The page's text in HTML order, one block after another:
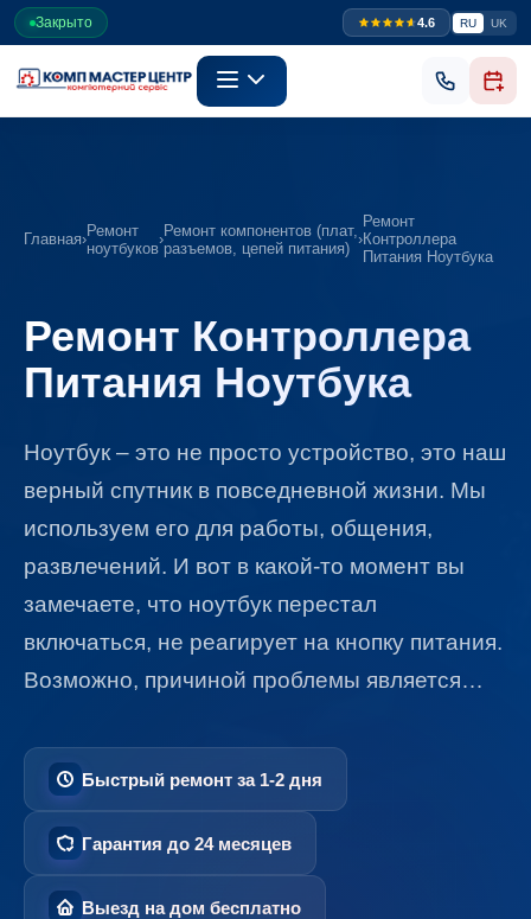
Закрыто 4.6 RU UK
Главная›Ремонт
ноутбуков›Ремонт компонентов (плат,
разъемов, цепей питания) ›
Ремонт
Контроллера
Питания Ноутбука
Ремонт Контроллера
Питания Ноутбука
Ноутбук – это не просто устройство, это наш
верный спутник в повседневной жизни. Мы
используем его для работы, общения,
развлечений. И вот в какой-то момент вы
замечаете, что ноутбук перестал
включаться, не реагирует на кнопку питания.
Возможно, причиной проблемы является…
Быстрый ремонт за 1-2 дня
Гарантия до 24 месяцев
Выезд на дом бесплатно